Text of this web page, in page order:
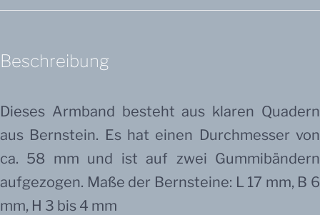
Beschreibung
Dieses Armband besteht aus klaren Quadern
aus Bernstein. Es hat einen Durchmesser von
ca. 58 mm und ist auf zwei Gummibändern
aufgezogen. Maße der Bernsteine: L 17 mm, B 6
mm, H 3 bis 4 mm